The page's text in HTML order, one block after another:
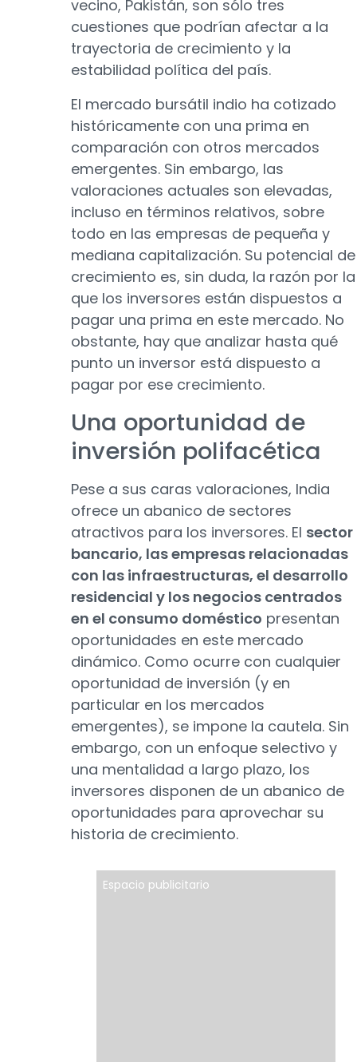
vecino, Pakistán, son sólo tres
cuestiones que podrían afectar a la
trayectoria de crecimiento y la
estabilidad política del país.
El mercado bursátil indio ha cotizado
históricamente con una prima en
comparación con otros mercados
emergentes. Sin embargo, las
valoraciones actuales son elevadas,
incluso en términos relativos, sobre
todo en las empresas de pequeña y
mediana capitalización. Su potencial de
crecimiento es, sin duda, la razón por la
que los inversores están dispuestos a
pagar una prima en este mercado. No
obstante, hay que analizar hasta qué
punto un inversor está dispuesto a
pagar por ese crecimiento.
Una oportunidad de
inversión polifacética
Pese a sus caras valoraciones, India
ofrece un abanico de sectores
atractivos para los inversores. El sector
bancario, las empresas relacionadas
con las infraestructuras, el desarrollo
residencial y los negocios centrados
en el consumo doméstico presentan
oportunidades en este mercado
dinámico. Como ocurre con cualquier
oportunidad de inversión (y en
particular en los mercados
emergentes), se impone la cautela. Sin
embargo, con un enfoque selectivo y
una mentalidad a largo plazo, los
inversores disponen de un abanico de
oportunidades para aprovechar su
historia de crecimiento.
Espacio publicitario